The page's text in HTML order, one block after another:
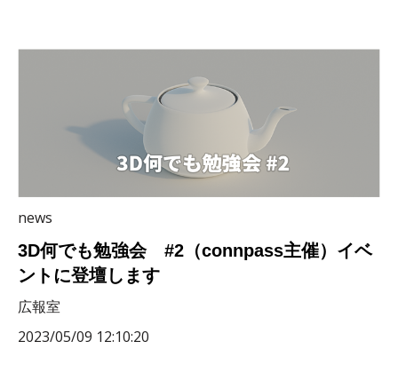
news
3D何でも勉強会 #2（connpass主催）イベ
ントに登壇します
広報室
2023/05/09 12:10:20